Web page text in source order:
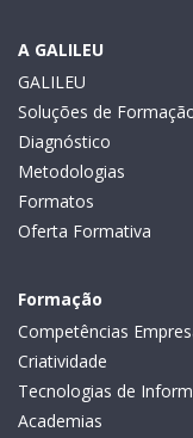
A GALILEU
GALILEU
Soluções de
Diagnóstico
Metodologias
Formatos
Oferta Formativa
Formação
Competências
Criatividade
Tecnologias de
Academias